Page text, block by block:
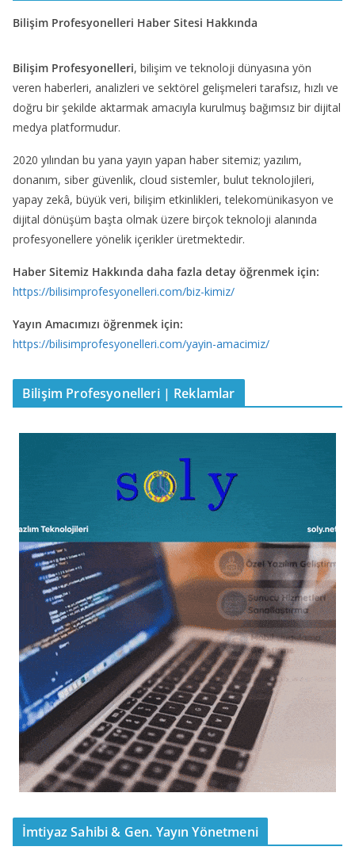
Bilişim Profesyonelleri Haber Sitesi Hakkında
Bilişim Profesyonelleri, bilişim ve teknoloji dünyasına yön
veren haberleri, analizleri ve sektörel gelişmeleri tarafsız, hızlı ve
doğru bir şekilde aktarmak amacıyla kurulmuş bağımsız bir dijital
medya platformudur.
2020 yılından bu yana yayın yapan haber sitemiz; yazılım,
donanım, siber güvenlik, cloud sistemler, bulut teknolojileri,
yapay zekâ, büyük veri, bilişim etkinlikleri, telekomünikasyon ve
dijital dönüşüm başta olmak üzere birçok teknoloji alanında
profesyonellere yönelik içerikler üretmektedir.
Haber Sitemiz Hakkında daha fazla detay öğrenmek için:
https://bilisimprofesyonelleri.com/biz-kimiz/
Yayın Amacımızı öğrenmek için:
https://bilisimprofesyonelleri.com/yayin-amacimiz/
Bilişim Profesyonelleri | Reklamlar
İmtiyaz Sahibi & Gen. Yayın Yönetmeni